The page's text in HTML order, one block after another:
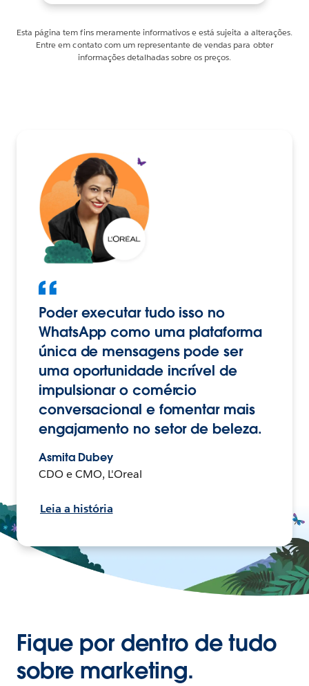
Esta página tem fins meramente informativos e está sujeita a alterações.
Entre em contato com um representante de vendas para obter
informações detalhadas sobre os preços.
Poder executar tudo isso no
WhatsApp como uma plataforma
única de mensagens pode ser
uma oportunidade incrível de
impulsionar o comércio
conversacional e fomentar mais
engajamento no setor de beleza.
Asmita Dubey
CDO e CMO, L'Oreal
Leia a história
Fique por dentro de tudo
sobre marketing.